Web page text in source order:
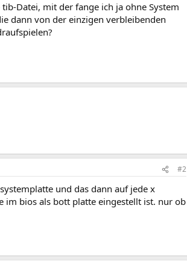
Datei, mit der fange ich ja ohne System
dann von der einzigen verbleibenden
#2
und das dann auf jede x
im bios als bott platte eingestellt ist. nur ob